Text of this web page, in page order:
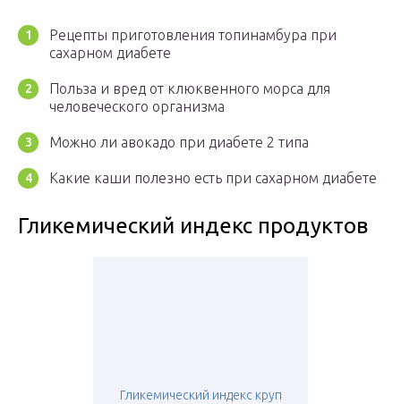
Рецепты приготовления топинамбура при
сахарном диабете
Польза и вред от клюквенного морса для
человеческого организма
Можно ли авокадо при диабете 2 типа
Какие каши полезно есть при сахарном диабете
Гликемический индекс продуктов
Гликемический индекс круп